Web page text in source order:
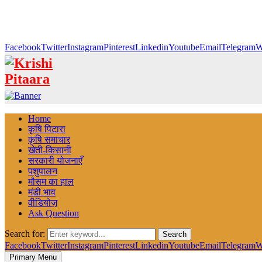
FacebookTwitterInstagramPinterestLinkedinYoutubeEmailTelegram
Home
कृषि पिटारा
कृषि समाचार
खेती-किसानी
सरकारी योजनाएँ
पशुपालन
मौसम का हाल
मंडी भाव
वीडियोज़
Ask Question
Search for: Search
FacebookTwitterInstagramPinterestLinkedinYoutubeEmailTelegram
Primary Menu